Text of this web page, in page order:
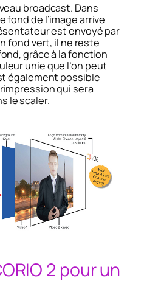
broadcast. Dans
fond de l’image arrive
est envoyé par
fond vert, il ne reste
grâce à la fonction
unie que l’on peut
également possible
qui sera
le scaler.
2 pour un